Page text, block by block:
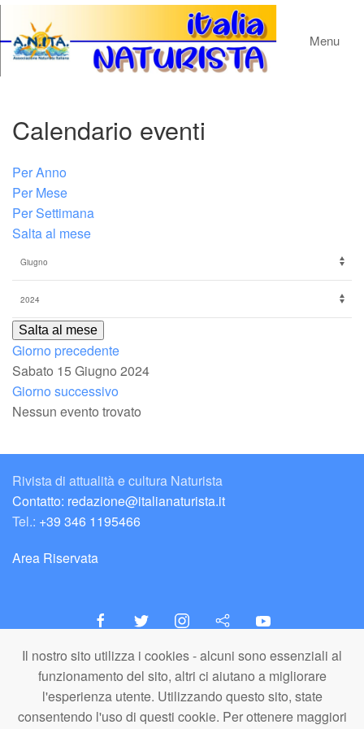
Il nostro sito utilizza i cookies - alcuni sono essenziali al
funzionamento del sito, altri ci aiutano a migliorare
l'esperienza utente. Utilizzando questo sito, state
consentendo l'uso di questi cookie. Per ottenere maggiori
Menu
Calendario eventi
Per Anno
Per Mese
Per Settimana
Salta al mese
Salta al mese
Giorno precedente
Sabato 15 Giugno 2024
Giorno successivo
Nessun evento trovato
Rivista di attualità e cultura Naturista
Contatto: redazione@italianaturista.it
Tel.: +39 346 1195466
Area Riservata
italiaNATURISTA
Editore e Redazione
A.N.ITA. Associazione Naturista Italiana (APS)
C.F. 80203710159